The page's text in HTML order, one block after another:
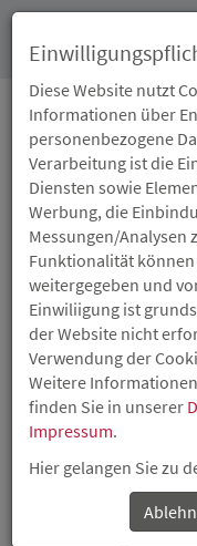
01.10.2013
ISB-
Dreyer/Kühl: Sparen
zusammen
Für eine gute
und gezielter
Finanzkrise
Staaten haben sich
Finanzminister
Staatsverschuldung
Union, allen voran
Ursache der Krise.
Haushalte. Das
Diese Website nutzt
Informationen über
personenbezogene
Verarbeitung ist die
Diensten sowie
Werbung, die
Messungen/Analysen
Funktionalität
weitergegeben und
Einwiliigung ist
der Website nicht
Verwendung der
Weitere
finden Sie in unserer
Impressum.
Hier gelangen Sie zu